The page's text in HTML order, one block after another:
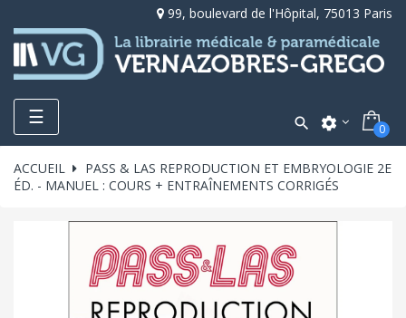
99, boulevard de l'Hôpital, 75013 Paris
Toggle
navigation
☰  settings 0
ACCUEIL
PASS & LAS REPRODUCTION ET EMBRYOLOGIE 2E
ÉD. - MANUEL : COURS + ENTRAÎNEMENTS CORRIGÉS